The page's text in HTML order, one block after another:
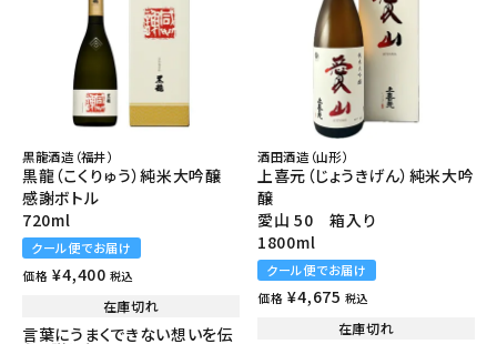
黒龍酒造（福井）
黒龍（こくりゅう）純米大吟醸
感謝ボトル
720ml
クール便でお届け
価格 ¥4,400 税込
在庫切れ
言葉にうまくできない想いを伝
酒田酒造（山形）
上喜元（じょうきげん）純米大吟
醸
愛山 50 箱入り
1800ml
クール便でお届け
価格 ¥4,675 税込
在庫切れ